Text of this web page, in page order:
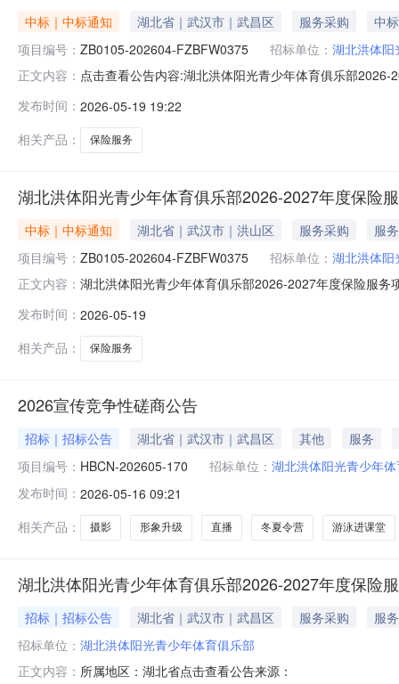
中标｜中标通知 湖北省｜武汉市｜武昌区 服务采购
中
项目编号： ZB0105-202604-FZBFW0375 招标单位： 湖北洪体阳
正文内容： 点击查看公告内容:湖北洪体阳光青少年体育俱乐部
发布时间： 2026-05-19 19:22
相关产品：
保险服务
湖北洪体阳光青少年体育俱乐部2026-2027年度保险
中标｜中标通知 湖北省｜武汉市｜洪山区 服务采购
服务
项目编号： ZB0105-202604-FZBFW0375 招标单位： 湖北洪体阳
正文内容： 湖北洪体阳光青少年体育俱乐部2026-2027年度保险服
38-41层、42层01-07室成交金额：20.9120万元服务类
发布时间： 2026-05-19
相关产品：
保险服务
2026宣传竞争性磋商公告
招标｜招标公告 湖北省｜武汉市｜武昌区 其他
服务
项目编号： HBCN-202605-170 招标单位： 湖北洪体阳光青少年
发布时间： 2026-05-16 09:21
相关产品：
摄影 形象升级 直播 冬夏令营 游泳进课堂
湖北洪体阳光青少年体育俱乐部2026-2027年度保险
招标｜招标公告 湖北省｜武汉市｜武昌区 服务采购
服务
招标单位： 湖北洪体阳光青少年体育俱乐部
正文内容： 所属地区：湖北省点击查看公告来源：